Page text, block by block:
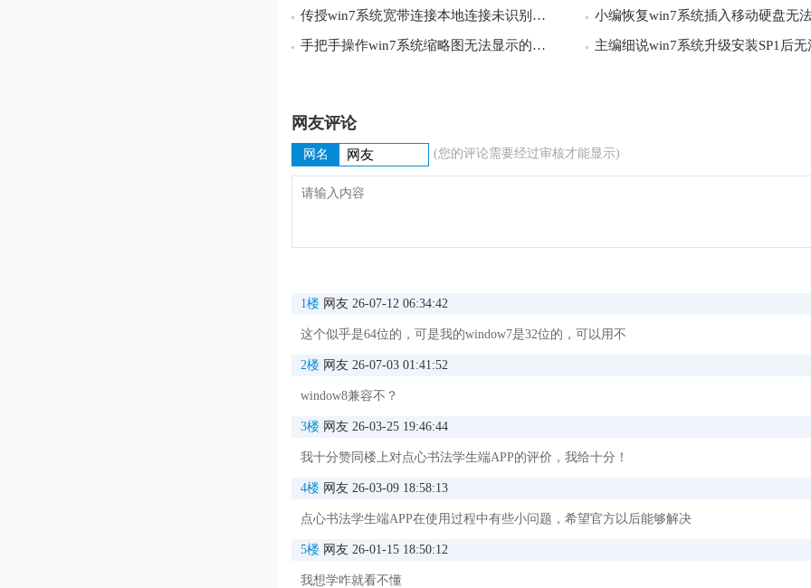
2、还有精品的书法课程，为大家提供免费的，为大家分享在手机上就能够直
3、也可以根据每位孩子的不同学习基础来选择不同的学习课程，有知名的老
进行辅导
软件亮点
1、赶紧加入进来，如果你对厨房感兴趣也可以前来学习
传授win7系统宽带连接本地连接未识别的问题
手把手操作win7系统缩略图无法显示的还原方法
网友评论
网名 (您的评论需要经过审核才能显示)
1楼 网友 26-07-12 06:34:42
这个似乎是64位的，可是我的window7是32位的，可以用不
2楼 网友 26-07-03 01:41:52
window8兼容不？
3楼 网友 26-03-25 19:46:44
我十分赞同楼上对点心书法学生端APP的评价，我给十分！
4楼 网友 26-03-09 18:58:13
点心书法学生端APP在使用过程中有些小问题，希望官方以后能够解决
5楼 网友 26-01-15 18:50:12
我想学咋就看不懂